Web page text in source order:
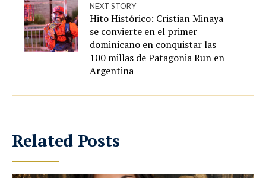
NEXT STORY
Hito Histórico: Cristian Minaya
se convierte en el primer
dominicano en conquistar las
100 millas de Patagonia Run en
Argentina
Related Posts